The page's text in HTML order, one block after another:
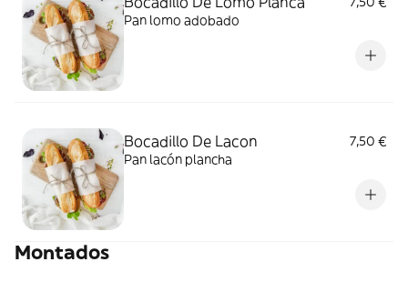
Pan lomo adobado
Bocadillo De Lacon
7,50 €
Pan lacón plancha
Montados